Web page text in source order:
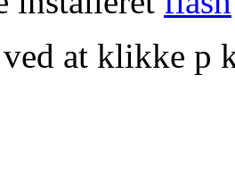
at klikke p